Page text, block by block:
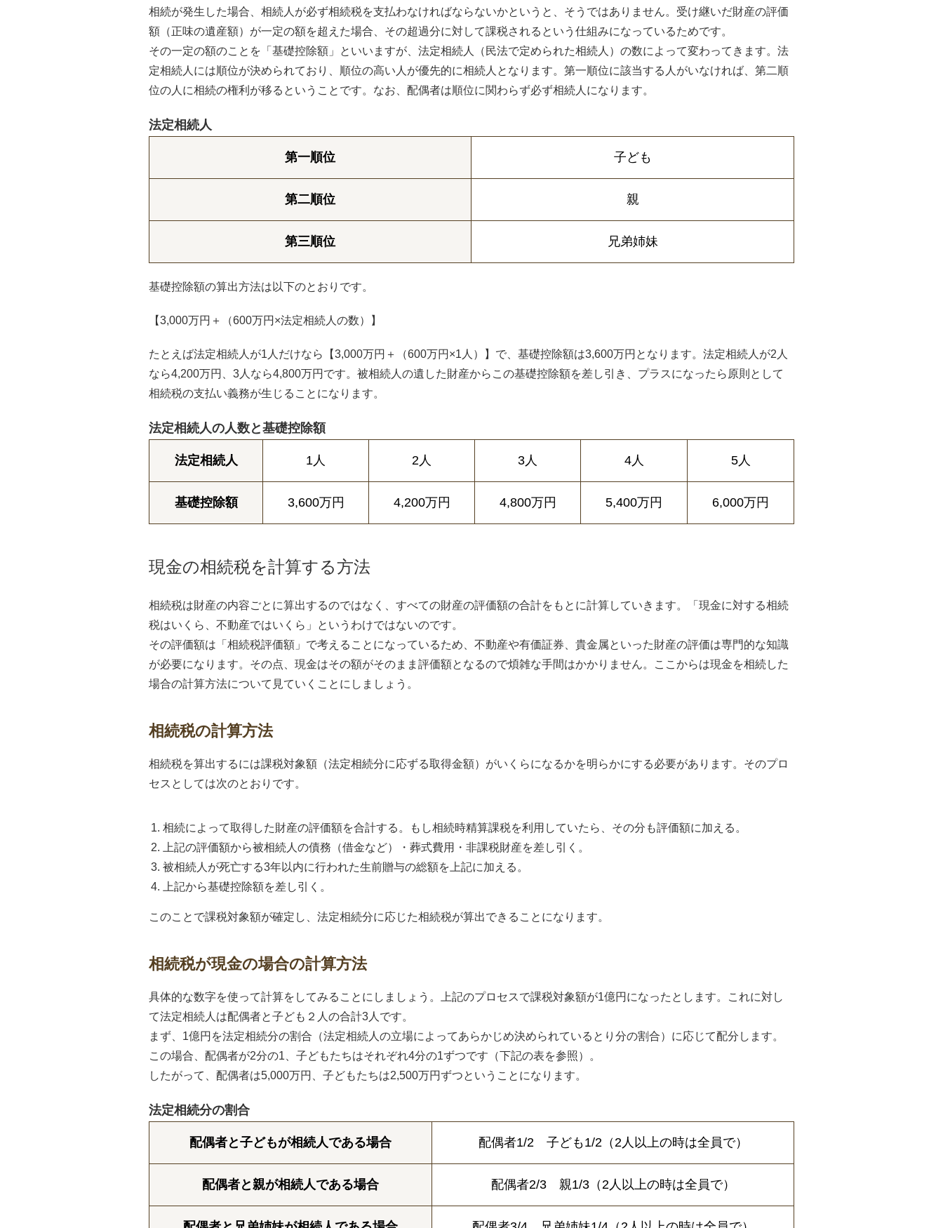
相続が発生した場合、相続人が必ず相続税を支払わなければならないかというと、そうではありません。受け継いだ財産の評価
額（正味の遺産額）が一定の額を超えた場合、その超過分に対して課税されるという仕組みになっているためです。
その一定の額のことを「基礎控除額」といいますが、法定相続人（民法で定められた相続人）の数によって変わってきます。法
定相続人には順位が決められており、順位の高い人が優先的に相続人となります。第一順位に該当する人がいなければ、第二順
位の人に相続の権利が移るということです。なお、配偶者は順位に関わらず必ず相続人になります。
法定相続人
第一順位 子ども
第二順位 親
第三順位 兄弟姉妹
基礎控除額の算出方法は以下のとおりです。
【3,000万円＋（600万円×法定相続人の数）】
たとえば法定相続人が1人だけなら【3,000万円＋（600万円×1人）】で、基礎控除額は3,600万円となります。法定相続人が2人
なら4,200万円、3人なら4,800万円です。被相続人の遺した財産からこの基礎控除額を差し引き、プラスになったら原則として
相続税の支払い義務が生じることになります。
法定相続人の人数と基礎控除額
法定相続人 1人 2人 3人 4人 5人
基礎控除額 3,600万円 4,200万円 4,800万円 5,400万円 6,000万円
現金の相続税を計算する方法
相続税は財産の内容ごとに算出するのではなく、すべての財産の評価額の合計をもとに計算していきます。「現金に対する相続
税はいくら、不動産ではいくら」というわけではないのです。
その評価額は「相続税評価額」で考えることになっているため、不動産や有価証券、貴金属といった財産の評価は専門的な知識
が必要になります。その点、現金はその額がそのまま評価額となるので煩雑な手間はかかりません。ここからは現金を相続した
場合の計算方法について見ていくことにしましょう。
相続税の計算方法
相続税を算出するには課税対象額（法定相続分に応ずる取得金額）がいくらになるかを明らかにする必要があります。そのプロ
セスとしては次のとおりです。
相続によって取得した財産の評価額を合計する。もし相続時精算課税を利用していたら、その分も評価額に加える。
上記の評価額から被相続人の債務（借金など）・葬式費用・非課税財産を差し引く。
被相続人が死亡する3年以内に行われた生前贈与の総額を上記に加える。
上記から基礎控除額を差し引く。
このことで課税対象額が確定し、法定相続分に応じた相続税が算出できることになります。
相続税が現金の場合の計算方法
具体的な数字を使って計算をしてみることにしましょう。上記のプロセスで課税対象額が1億円になったとします。これに対し
て法定相続人は配偶者と子ども２人の合計3人です。
まず、1億円を法定相続分の割合（法定相続人の立場によってあらかじめ決められているとり分の割合）に応じて配分します。
この場合、配偶者が2分の1、子どもたちはそれぞれ4分の1ずつです（下記の表を参照）。
したがって、配偶者は5,000万円、子どもたちは2,500万円ずつということになります。
法定相続分の割合
配偶者と子どもが相続人である場合 配偶者1/2 子ども1/2（2人以上の時は全員で）
配偶者と親が相続人である場合 配偶者2/3 親1/3（2人以上の時は全員で）